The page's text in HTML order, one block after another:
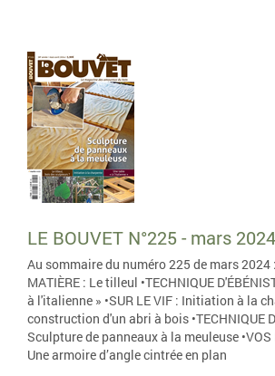
LE BOUVET N°225 - mars 2024
Au sommaire du numéro 225 de mars 2024
MATIÈRE : Le tilleul •TECHNIQUE
à l'italienne » •SUR LE VIF : Initiation à la
construction d'un abri à bois •TECHNIQUE
Sculpture de panneaux à la meuleuse •VOS
Une armoire d’angle cintrée en plan